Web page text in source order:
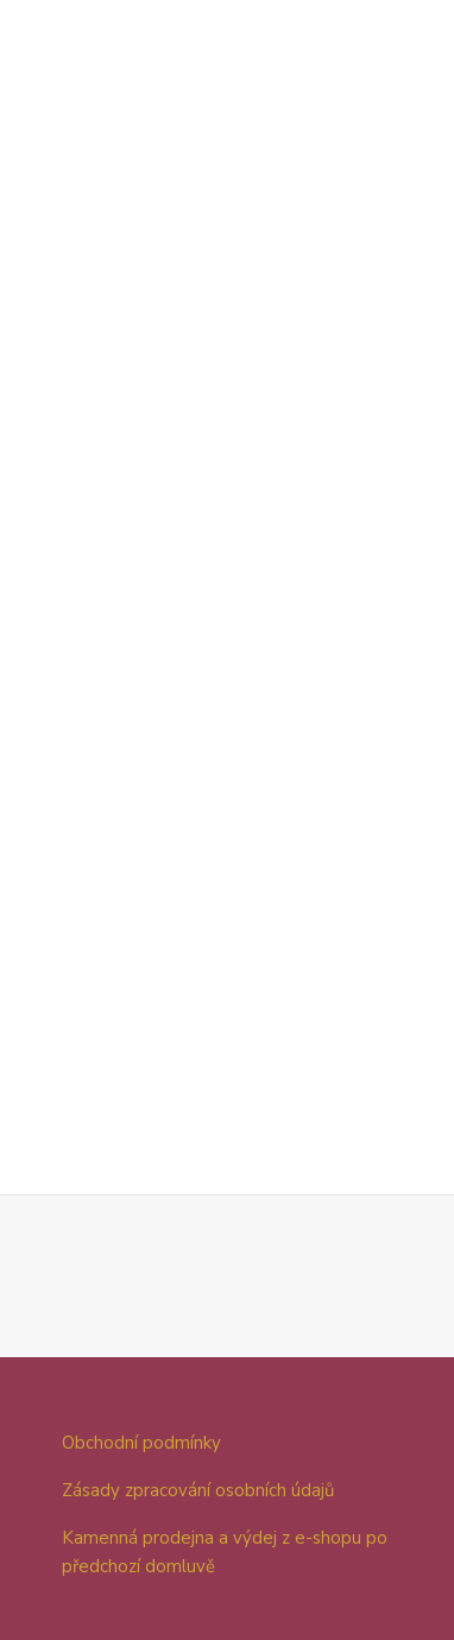
Obchodní podmínky
Zásady zpracování osobních údajů
Kamenná prodejna a výdej z e-shopu po
předchozí domluvě